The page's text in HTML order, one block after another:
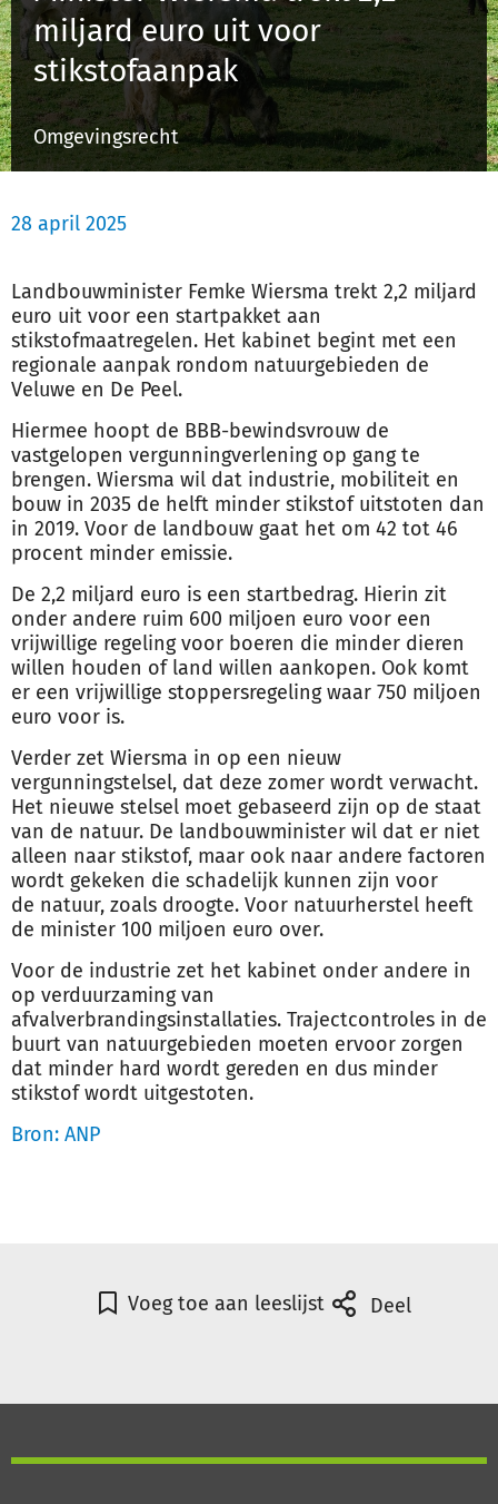
Inloggen
Registreren
miljard euro uit voor
stikstofaanpak
Omgevingsrecht
28 april 2025
Landbouwminister Femke Wiersma trekt 2,2 miljard
euro uit voor een startpakket aan
stikstofmaatregelen. Het kabinet begint met een
regionale aanpak rondom natuurgebieden de
Veluwe en De Peel.
Hiermee hoopt de BBB-bewindsvrouw de
vastgelopen vergunningverlening op gang te
brengen. Wiersma wil dat industrie, mobiliteit en
bouw in 2035 de helft minder stikstof uitstoten dan
in 2019. Voor de landbouw gaat het om 42 tot 46
procent minder emissie.
De 2,2 miljard euro is een startbedrag. Hierin zit
onder andere ruim 600 miljoen euro voor een
vrijwillige regeling voor boeren die minder dieren
willen houden of land willen aankopen. Ook komt
er een vrijwillige stoppersregeling waar 750 miljoen
euro voor is.
Verder zet Wiersma in op een nieuw
vergunningstelsel, dat deze zomer wordt verwacht.
Het nieuwe stelsel moet gebaseerd zijn op de staat
van de natuur. De landbouwminister wil dat er niet
alleen naar stikstof, maar ook naar andere factoren
wordt gekeken die schadelijk kunnen zijn voor
de natuur, zoals droogte. Voor natuurherstel heeft
de minister 100 miljoen euro over.
Voor de industrie zet het kabinet onder andere in
op verduurzaming van
afvalverbrandingsinstallaties. Trajectcontroles in de
buurt van natuurgebieden moeten ervoor zorgen
dat minder hard wordt gereden en dus minder
stikstof wordt uitgestoten.
Bron: ANP
Voeg toe aan leeslijst Deel